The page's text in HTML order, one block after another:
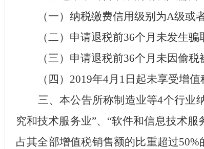
（一）纳税缴费信用级别为A级或
（二）申请退税前36个月未发生骗
（三）申请退税前36个月未因偷税
（四） 2019年4月 1 日起未享受增
三、本公告所称制造业等4个行业
究和技术服务业”、 “软件和信息技术服
占其全部增值税销售额的比重超过50%